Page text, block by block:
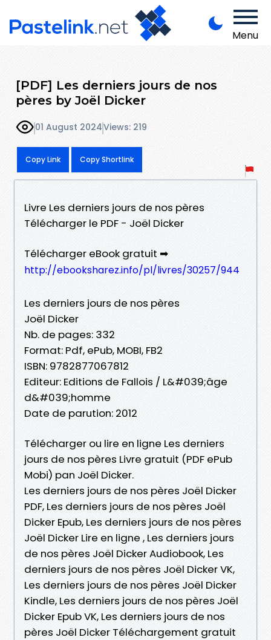
Menu
[PDF] Les derniers jours de nos
pères by Joël Dicker
01 August 2024Views: 219
Copy Link Copy Shortlink
Livre Les derniers jours de nos pères
Télécharger le PDF - Joël Dicker
Télécharger eBook gratuit ➡
http://ebooksharez.info/pl/livres/30257/944
Les derniers jours de nos pères
Joël Dicker
Nb. de pages: 332
Format: Pdf, ePub, MOBI, FB2
ISBN: 9782877067812
Editeur: Editions de Fallois / L&#039;âge
d&#039;homme
Date de parution: 2012
Télécharger ou lire en ligne Les derniers
jours de nos pères Livre gratuit (PDF ePub
Mobi) pan Joël Dicker.
Les derniers jours de nos pères Joël Dicker
PDF, Les derniers jours de nos pères Joël
Dicker Epub, Les derniers jours de nos pères
Joël Dicker Lire en ligne , Les derniers jours
de nos pères Joël Dicker Audiobook, Les
derniers jours de nos pères Joël Dicker VK,
Les derniers jours de nos pères Joël Dicker
Kindle, Les derniers jours de nos pères Joël
Dicker Epub VK, Les derniers jours de nos
pères Joël Dicker Téléchargement gratuit